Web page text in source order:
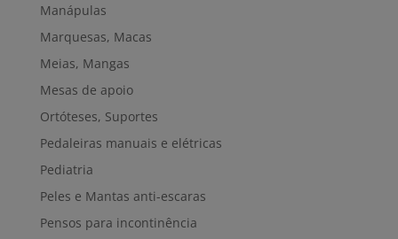
Manápulas
Marquesas, Macas
Meias, Mangas
Mesas de apoio
Ortóteses, Suportes
Pedaleiras manuais e elétricas
Pediatria
Peles e Mantas anti-escaras
Pensos para incontinência